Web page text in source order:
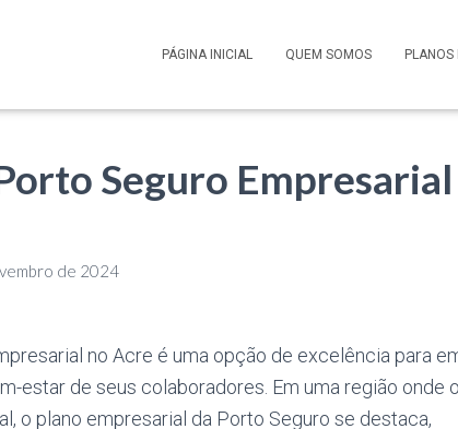
PÁGINA INICIAL QUEM SOMOS PLANOS
Seguro
de 2024
no Acre é uma opção de excelência para
estar de seus colaboradores. Em uma região onde
o plano empresarial da Porto Seguro se destaca,